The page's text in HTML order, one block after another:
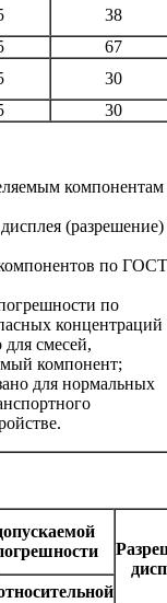
38
67
30
30
компонентам
(разрешение)
по ГОСТ
по
концентраций
смесей,
компонент;
для нормальных